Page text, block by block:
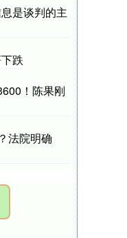
是谈判的主
跌
！陈果刚
法院明确